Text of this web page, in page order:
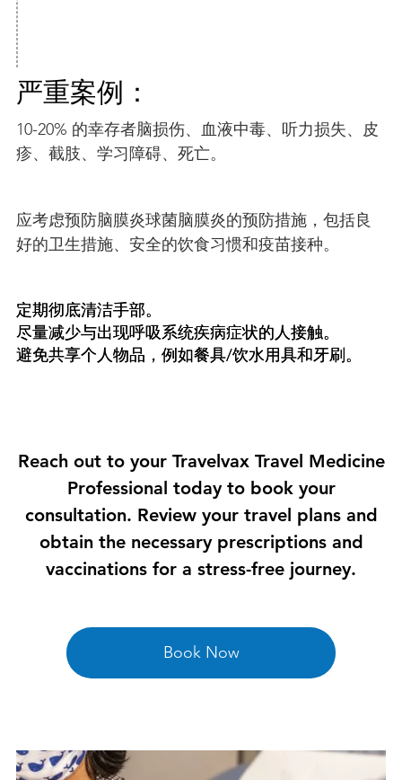
严重案例：
10-20% 的幸存者脑损伤、血液中毒、听力损失、皮
疹、截肢、学习障碍、死亡。
应考虑预防脑膜炎球菌脑膜炎的预防措施，包括良
好的卫生措施、安全的饮食习惯和疫苗接种。
定期彻底清洁手部。
尽量减少与出现呼吸系统疾病症状的人接触。
避免共享个人物品，例如餐具/饮水用具和牙刷。
Reach out to your Travelvax Travel Medicine
Professional today to book your
consultation. Review your travel plans and
obtain the necessary prescriptions and
vaccinations for a stress-free journey.
Book Now